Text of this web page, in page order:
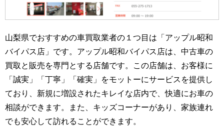
山梨県でおすすめの車買取業者の１つ目は「アップル昭和
バイパス店」です。アップル昭和バイパス店は、中古車の
買取と販売を専門とする店舗です。この店舗は、お客様に
「誠実」「丁寧」「確実」をモットーにサービスを提供し
ており、新規に増設されたキレイな店内で、快適にお車の
相談ができます。また、キッズコーナーがあり、家族連れ
でも安心して訪れることができます。